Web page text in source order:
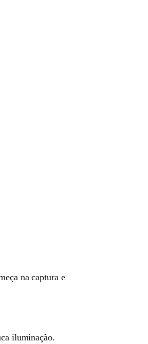
na captura e
iluminação.